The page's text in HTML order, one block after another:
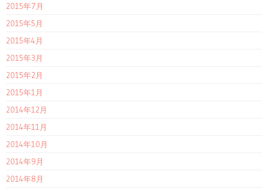
2015年7月
2015年5月
2015年4月
2015年3月
2015年2月
2015年1月
2014年12月
2014年11月
2014年10月
2014年9月
2014年8月